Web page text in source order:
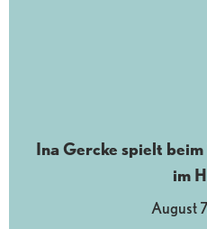
Ina Gercke spielt
im
August